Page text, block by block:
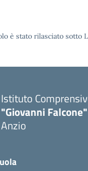
è stato rilasciato sotto
Istituto
"Giovanni Falcone"
Anzio